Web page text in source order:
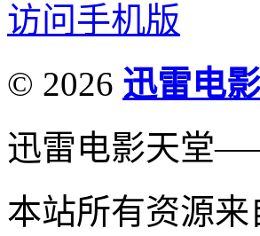
访问手机版
© 2026 迅雷电
迅雷电影天堂
本站所有资源